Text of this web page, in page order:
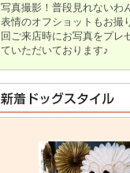
写真撮影！普段見れないわ
表情のオフショットもお撮
回ご来店時にお写真をプレ
ていただいております♪